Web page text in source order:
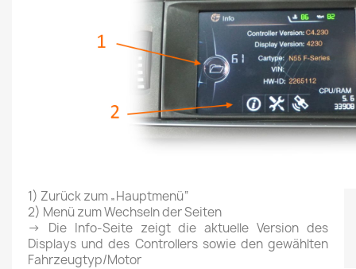
1) Zurück zum „Hauptmenü“
2) Menü zum Wechseln der Seiten
→ Die Info-Seite zeigt die aktuelle Version des
Displays und des Controllers sowie den gewählten
Fahrzeugtyp/Motor